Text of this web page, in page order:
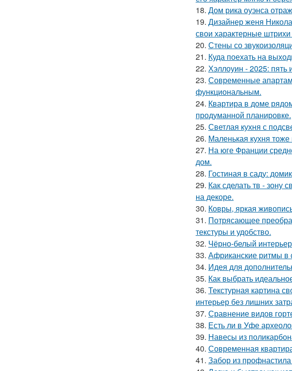
18. Дом рика оуэнса
19. Дизайнер женя
свои характерные
20. Стены со
21. Куда поехать на
22. Хэллоуин - 2025: пять
23. Современные
функциональным.
24. Квартира в доме
продуманной планировке.
25. Светлая кухня с
26. Маленькая кухня
27. На юге Франции
дом.
28. Гостиная в саду:
29. Как сделать тв - зону
на декоре.
30. Ковры, яркая
31. Потрясающее
текстуры и удобство.
32. Чёрно-белый
33. Африканские ритмы в
34. Идея для
35. Как выбрать
36. Текстурная картина
интерьер без лишних
37. Сравнение видов
38. Есть ли в Уфе
39. Навесы из
40. Современная
41. Забор из